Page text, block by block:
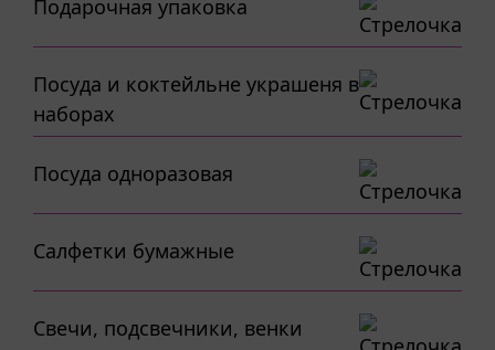
Подарочная упаковка
Посуда и коктейльне украшеня в
наборах
Посуда одноразовая
Салфетки бумажные
Свечи, подсвечники, венки